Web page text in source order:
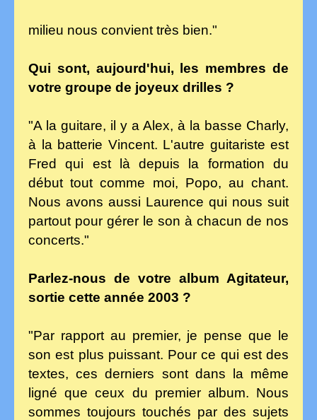
milieu nous convient très bien."
Qui sont, aujourd'hui, les membres de
votre groupe de joyeux drilles ?
"A la guitare, il y a Alex, à la basse Charly,
à la batterie Vincent. L'autre guitariste est
Fred qui est là depuis la formation du
début tout comme moi, Popo, au chant.
Nous avons aussi Laurence qui nous suit
partout pour gérer le son à chacun de nos
concerts."
Parlez-nous de votre album Agitateur,
sortie cette année 2003 ?
"Par rapport au premier, je pense que le
son est plus puissant. Pour ce qui est des
textes, ces derniers sont dans la même
ligné que ceux du premier album. Nous
sommes toujours touchés par des sujets